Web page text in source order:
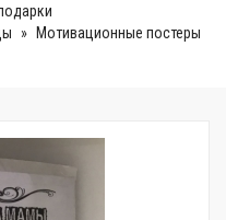
Мотивационные постеры